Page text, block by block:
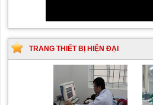
TRANG THIẾT BỊ HIỆN ĐẠI